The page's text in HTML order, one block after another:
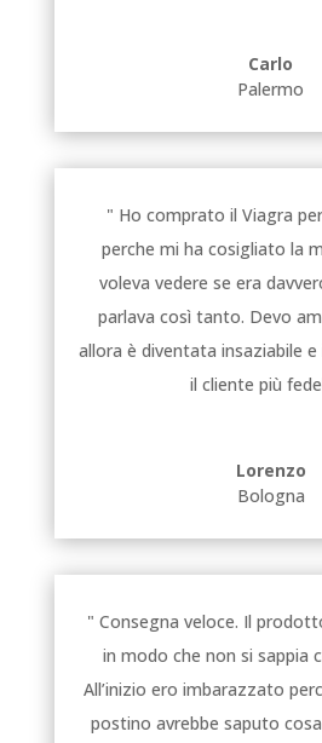
Carlo
Palermo
" Ho comprato il Viagra
perche mi ha cosigliato la
voleva vedere se era
parlava così tanto. Devo
allora è diventata insaziabile
il cliente più
Lorenzo
Bologna
" Consegna veloce. Il
in modo che non si sappia
All’inizio ero imbarazzato
postino avrebbe saputo